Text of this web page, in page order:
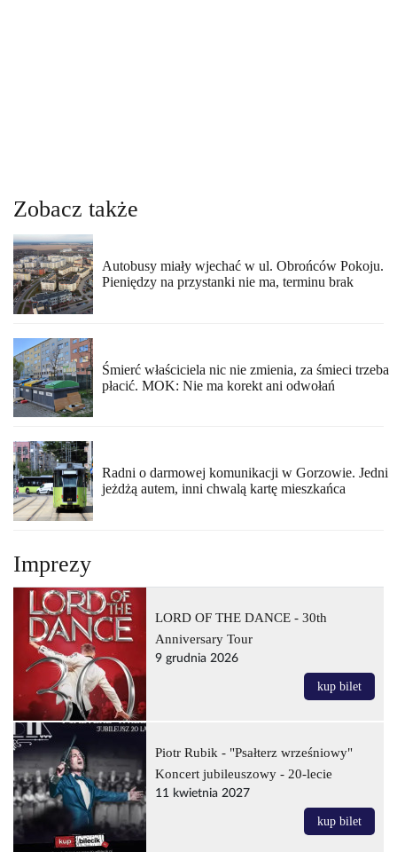
Zobacz także
Autobusy miały wjechać w ul. Obrońców Pokoju.
Pieniędzy na przystanki nie ma, terminu brak
Śmierć właściciela nic nie zmienia, za śmieci trzeba
płacić. MOK: Nie ma korekt ani odwołań
Radni o darmowej komunikacji w Gorzowie. Jedni
jeżdżą autem, inni chwalą kartę mieszkańca
Imprezy
LORD OF THE DANCE - 30th
Anniversary Tour
9 grudnia 2026
kup bilet
Piotr Rubik - "Psałterz wrześniowy"
Koncert jubileuszowy - 20-lecie
11 kwietnia 2027
kup bilet